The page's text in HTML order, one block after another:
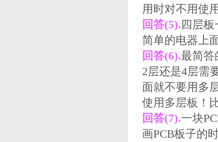
用时对不用使
回答(5). 四层
简单的电器上
回答(6).最简答
2层还是4层需
面就不要用多
使用多层板！
回答(7).一块
画PCB板子的